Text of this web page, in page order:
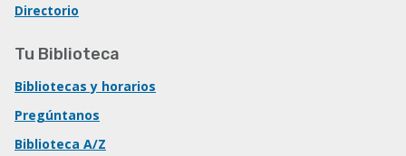
Directorio
Tu Biblioteca
Bibliotecas y horarios
Pregúntanos
Biblioteca A/Z